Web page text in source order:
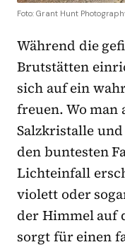
Foto: Grant Hunt
Während die
Brutstätten
sich auf ein
freuen. Wo man
Salzkristalle und
den buntesten
Lichteinfall
violett oder
der Himmel auf
sorgt für einen